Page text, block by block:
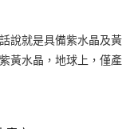
說就是具備紫水晶及黃
黃水晶，地球上，僅產